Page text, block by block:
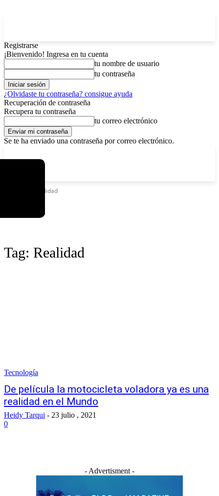
Registrarse
¡Bienvenido! Ingresa en tu cuenta
tu nombre de usuario
tu contraseña
¿Olvidaste tu contraseña? consigue ayuda
Recuperación de contraseña
Recupera tu contraseña
tu correo electrónico
Se te ha enviado una contraseña por correo electrónico.
Realidad
Tag: Realidad
Tecnología
De película la motocicleta voladora ya es una
realidad en el Mundo
Heidy Tarqui - 23 julio , 2021
0
- Advertisment -